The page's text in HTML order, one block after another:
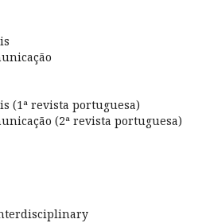
(1ª revista portuguesa)
(2ª revista portuguesa)